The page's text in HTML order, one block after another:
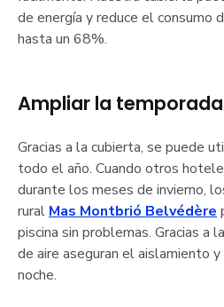
de energía y reduce el consumo
hasta un 68%.
Ampliar la
Gracias a la cubierta, se puede
todo el año. Cuando otros
durante los meses de invierno,
rural Mas Montbrió Belvédère
piscina sin problemas. Gracias a
de aire aseguran el aislamiento
noche.